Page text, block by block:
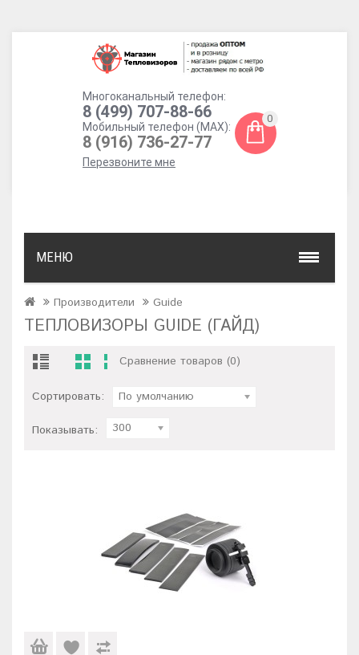
Многоканальный телефон:
8 (499) 707-88-66
Мобильный телефон (MAX):
8 (916) 736-27-77
Перезвоните мне
0
МЕНЮ
Производители Guide
ТЕПЛОВИЗОРЫ GUIDE (ГАЙД)
Сравнение товаров (0)
Сортировать: По умолчанию
Показывать: 300